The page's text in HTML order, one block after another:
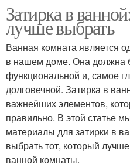
Затирка в
лучше выбрать
Ванная комната является
в нашем доме. Она должна
функциональной и, самое
долговечной. Затирка в
важнейших элементов,
правильно. В этой статье
материалы для затирки в
выбрать тот, который
ванной комнаты.